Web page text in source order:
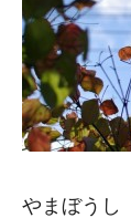
やまぼうし